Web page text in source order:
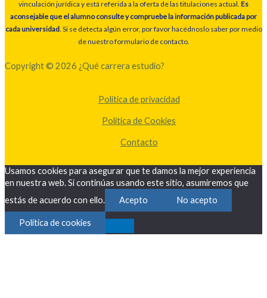
vinculación jurídica y está referida a la oferta de las titulaciones actual. Es
aconsejable que el alumno consulte y compruebe la información publicada por
cada universidad. Si se detecta algún error, por favor hacédnoslo saber por medio
de nuestro formulario de contacto.
Copyright © 2026 ¿Qué carrera estudio?
Política de privacidad
Política de Cookies
Contacto
Usamos cookies para asegurar que te damos la mejor experiencia
en nuestra web. Si continúas usando este sitio, asumiremos que
estás de acuerdo con ello.
Acepto No acepto
Política de cookies